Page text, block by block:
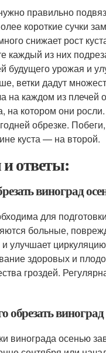
правильно
короткие сучки
снижает рост
каждый из них
будущего урожая и
ветки дадут
на каждом из
на котором они
обрезке.
куста — на второй.
ответы:
виноград
для
больные,
улучшает
здоровых и
гроздей.
обрезать
винограда осенью